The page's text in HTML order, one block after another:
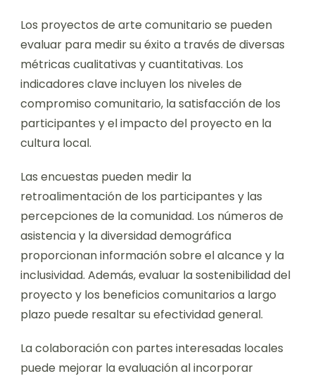
Los proyectos de arte comunitario se pueden
evaluar para medir su éxito a través de diversas
métricas cualitativas y cuantitativas. Los
indicadores clave incluyen los niveles de
compromiso comunitario, la satisfacción de los
participantes y el impacto del proyecto en la
cultura local.
Las encuestas pueden medir la
retroalimentación de los participantes y las
percepciones de la comunidad. Los números de
asistencia y la diversidad demográfica
proporcionan información sobre el alcance y la
inclusividad. Además, evaluar la sostenibilidad del
proyecto y los beneficios comunitarios a largo
plazo puede resaltar su efectividad general.
La colaboración con partes interesadas locales
puede mejorar la evaluación al incorporar